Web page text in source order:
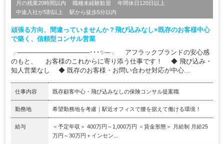
月の残業20時間以内 職種未経験歓迎
年間休日120日以上
中途入社が5割以上
駅から徒歩5分以内
頑張る方向、間違っていませんか？飛び込みなし×既存のお客様中心
で築く、信頼型コンサル営業
╭────────────────･･･✨─╮ アフラックブランドの安心感
のもと、 お客様のこれからに寄り添う仕事です！ ◆ 飛び込み・
知人営業なし ◆ 既存のお客様・お問い合わせ対応が中心...
仕事内容 既存顧客中心・飛び込みなしの保険コンサル提案職
勤務地 希望勤務地を考慮｜駅近オフィスで腰を据えて働ける環境！
給与
＜予定年収＞ 400万円～1,000万円 ＜賃金形態＞ 月給制 月給25
万円～30万円＋インセン...